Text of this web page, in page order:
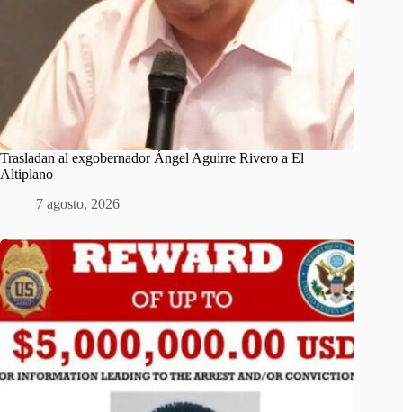
Trasladan al exgobernador Ángel Aguirre Rivero a El
Altiplano
7 agosto, 2026